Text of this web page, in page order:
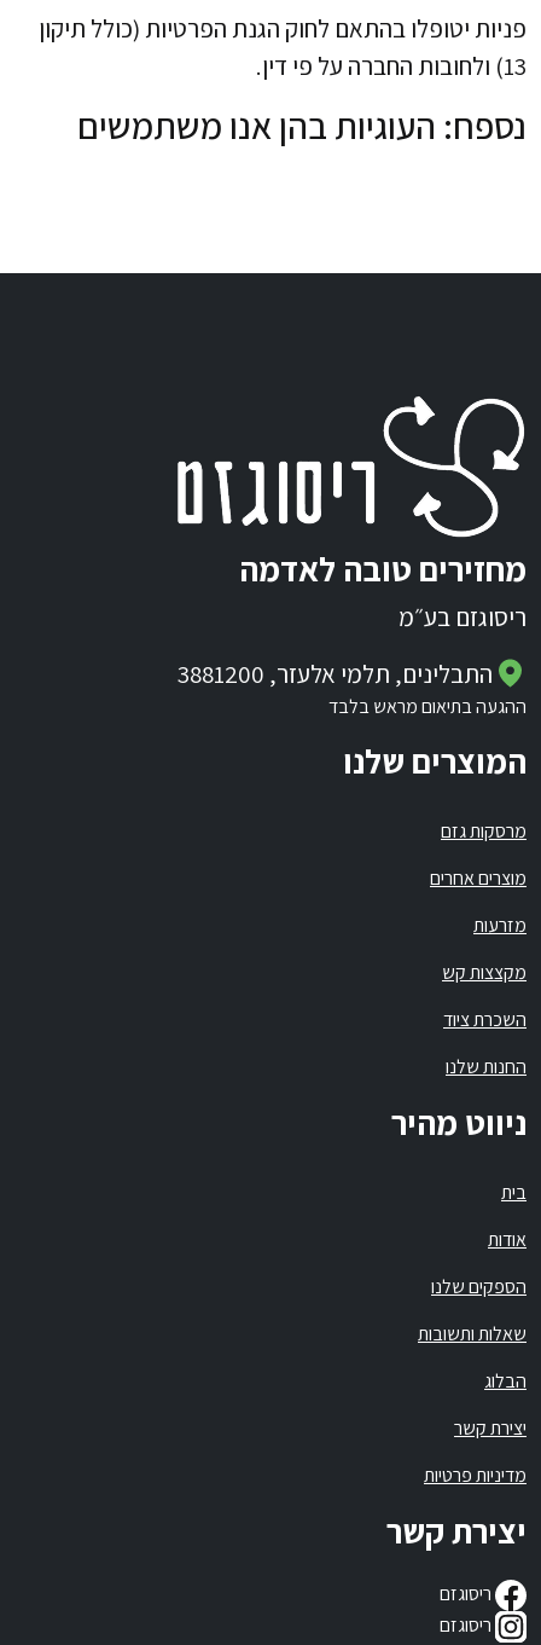
פניות יטופלו בהתאם לחוק הגנת הפרטיות (כולל תיקון
13) ולחובות החברה על פי דין.
נספח: העוגיות בהן אנו משתמשים
מחזירים טובה לאדמה
ריסוגזם בע״מ
התבלינים, תלמי אלעזר, 3881200
ההגעה בתיאום מראש בלבד
המוצרים שלנו
מרסקות גזם
מוצרים אחרים
מזרעות
מקצצות קש
השכרת ציוד
החנות שלנו
ניווט מהיר
בית
אודות
הספקים שלנו
שאלות ותשובות
הבלוג
יצירת קשר
מדיניות פרטיות
יצירת קשר
ריסוגזם
ריסוגזם